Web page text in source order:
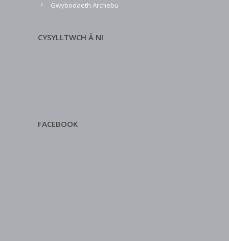
Gwybodaeth Archebu
CYSYLLTWCH Â NI
FACEBOOK